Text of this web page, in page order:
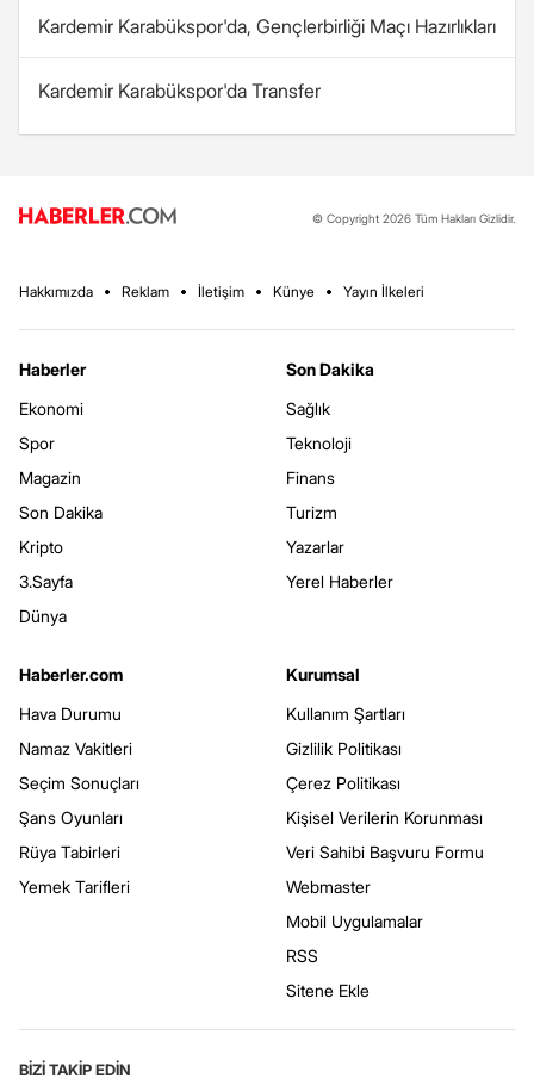
Kardemir Karabükspor'da, Gençlerbirliği Maçı Hazırlıkları
Kardemir Karabükspor'da Transfer
© Copyright 2026 Tüm Hakları Gizlidir.
Hakkımızda Reklam İletişim Künye Yayın İlkeleri
Haberler
Ekonomi
Spor
Magazin
Son Dakika
Kripto
3.Sayfa
Dünya
Son Dakika
Sağlık
Teknoloji
Finans
Turizm
Yazarlar
Yerel Haberler
Haberler.com
Hava Durumu
Namaz Vakitleri
Seçim Sonuçları
Şans Oyunları
Rüya Tabirleri
Yemek Tarifleri
Kurumsal
Kullanım Şartları
Gizlilik Politikası
Çerez Politikası
Kişisel Verilerin Korunması
Veri Sahibi Başvuru Formu
Webmaster
Mobil Uygulamalar
RSS
Sitene Ekle
BİZİ TAKİP EDİN